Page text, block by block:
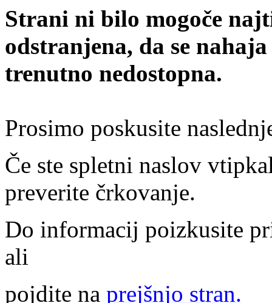
Strani ni bilo mogoče
odstranjena, da se
trenutno nedostopna.
Prosimo poskusite
Če ste spletni naslov
preverite črkovanje.
Do informacij poizkusite
ali
pojdite na prejšnjo stran.